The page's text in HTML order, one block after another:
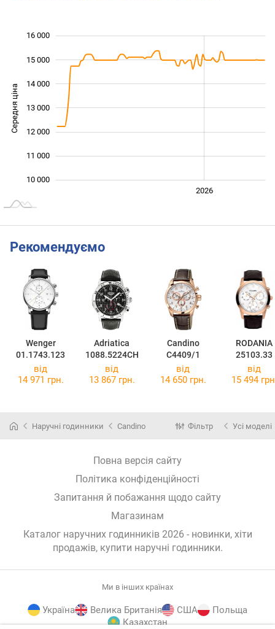
Середня ціна 10 000
10 000
11 000
12 000
13 000
14 000
15 000
16 000
2026
Рекомендуємо
Wenger
01.1743.123
Adriatica
1088.5224CH
Candino
C4409/1
RODANIA
25103.33
від
14 971 грн.
від
13 867 грн.
від
14 650 грн.
від
15 494
Наручні годинники Candino Фільтр Усі моделі
Повна версія сайту
Політика конфіденційності
Запитання й побажання щодо сайту
Магазинам
Каталог наручних годинників 2026 - новинки, хіти
продажів, купити наручні годинники.
Ми в інших країнах
Україна Велика Британія США
Польща
Казахстан